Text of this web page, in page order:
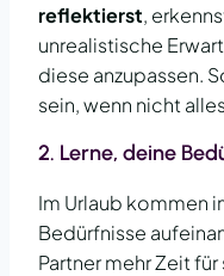
reflektierst,
unrealistische
diese anzupassen.
sein, wenn nicht
2. Lerne, deine
Im Urlaub kommen
Bedürfnisse
Partner mehr Zeit